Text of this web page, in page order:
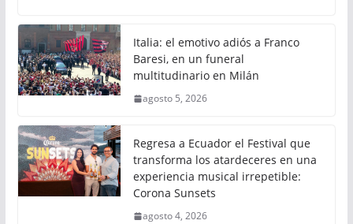
Italia: el emotivo adiós a Franco
Baresi, en un funeral
multitudinario en Milán
agosto 5, 2026
Regresa a Ecuador el Festival que
transforma los atardeceres en una
experiencia musical irrepetible:
Corona Sunsets
agosto 4, 2026